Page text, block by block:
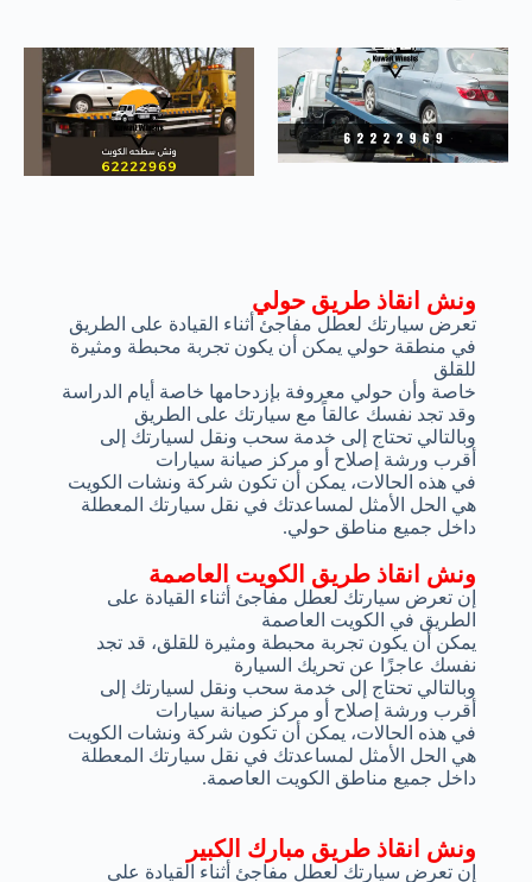
ونش انقاذ طريق الكويت العاصمة
إن تعرض سيارتك لعطل مفاجئ أثناء القيادة على
الطريق في الكويت العاصمة
يمكن أن يكون تجربة محبطة ومثيرة للقلق، قد تجد
نفسك عاجزًا عن تحريك السيارة
وبالتالي تحتاج إلى خدمة سحب ونقل لسيارتك إلى
أقرب ورشة إصلاح أو مركز صيانة سيارات
في هذه الحالات، يمكن أن تكون شركة ونشات الكويت
هي الحل الأمثل لمساعدتك في نقل سيارتك المعطلة
داخل جميع مناطق الكويت العاصمة.
ونش انقاذ طريق حولي
تعرض سيارتك لعطل مفاجئ أثناء القيادة على الطريق
في منطقة حولي يمكن أن يكون تجربة محبطة ومثيرة
للقلق
خاصة وأن حولي معروفة بإزدحامها خاصة أيام الدراسة
وقد تجد نفسك عالقاً مع سيارتك على الطريق
وبالتالي تحتاج إلى خدمة سحب ونقل لسيارتك إلى
أقرب ورشة إصلاح أو مركز صيانة سيارات
في هذه الحالات، يمكن أن تكون شركة ونشات الكويت
هي الحل الأمثل لمساعدتك في نقل سيارتك المعطلة
داخل جميع مناطق حولي.
ونش انقاذ طريق مبارك الكبير
إن تعرض سيارتك لعطل مفاجئ أثناء القيادة على